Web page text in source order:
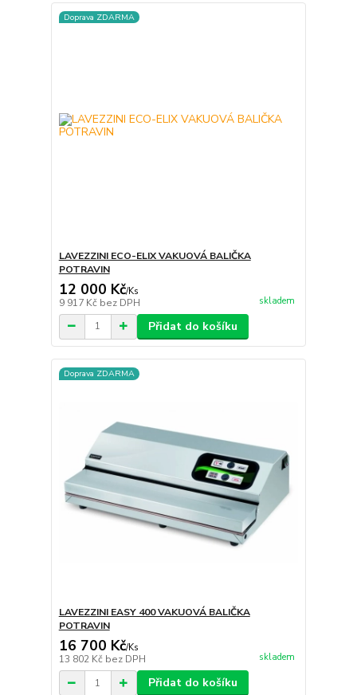
Doprava ZDARMA
LAVEZZINI ECO-ELIX VAKUOVÁ BALIČKA
POTRAVIN
12 000 Kč/Ks
9 917 Kč bez DPH skladem
Přidat do košíku
Doprava ZDARMA
LAVEZZINI EASY 400 VAKUOVÁ BALIČKA
POTRAVIN
16 700 Kč/Ks
13 802 Kč bez DPH skladem
Přidat do košíku